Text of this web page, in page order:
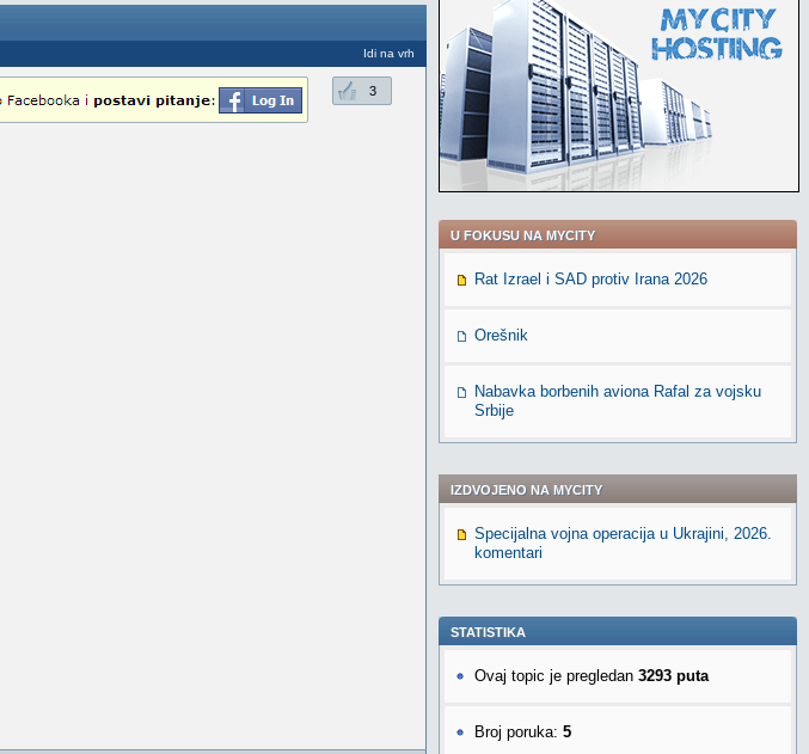
Idi na vrh
3
U FOKUSU NA MYCITY
Rat Izrael i SAD protiv Irana 2026
Orešnik
Nabavka borbenih aviona Rafal za vojsku
Srbije
IZDVOJENO NA MYCITY
Specijalna vojna operacija u Ukrajini, 2026.
komentari
STATISTIKA
Ovaj topic je pregledan 3293 puta
Broj poruka: 5